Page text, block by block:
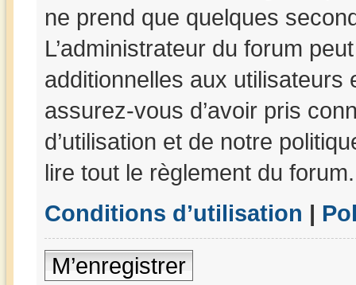
ne prend que quelques
L’administrateur du forum
additionnelles aux utilisateurs
assurez-vous d’avoir pris
d’utilisation et de notre
lire tout le règlement du forum.
Conditions d’utilisation |
M’enregistrer